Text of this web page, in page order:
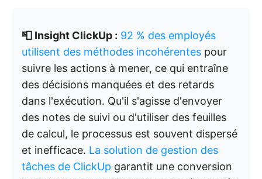
📮 Insight ClickUp : 92 % des employés
utilisent des méthodes incohérentes pour
suivre les actions à mener, ce qui entraîne
des décisions manquées et des retards
dans l'exécution. Qu'il s'agisse d'envoyer
des notes de suivi ou d'utiliser des feuilles
de calcul, le processus est souvent dispersé
et inefficace. La solution de gestion des
tâches de ClickUp garantit une conversion